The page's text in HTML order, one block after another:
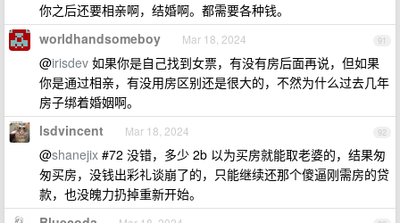
你之后还要相亲啊，结婚啊。都需要各种钱。
91
worldhandsomeboy Mar 18, 2024
@irisdev 如果你是自己找到女票，有没有房后面再说，但如果
你是通过相亲，有没用房区别还是很大的，不然为什么过去几年
房子绑着婚姻啊。
92
lsdvincent Mar 18, 2024
@shanejix #72 没错，多少 2b 以为买房就能取老婆的，结果匆
匆买房，没钱出彩礼谈崩了的，只能继续还那个傻逼刚需房的贷
款，也没魄力扔掉重新开始。